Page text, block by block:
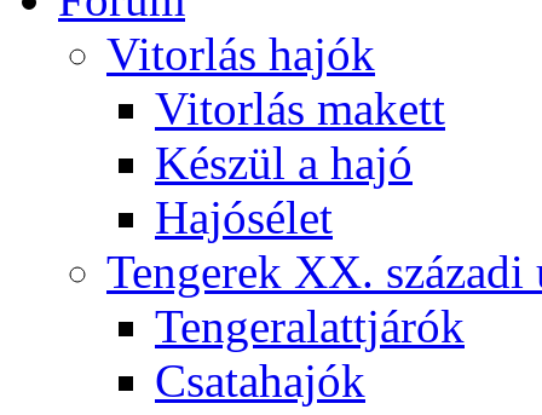
Vitorlás hajók
Vitorlás makett
Készül a hajó
Hajósélet
Tengerek XX. századi
Tengeralattjárók
Csatahajók